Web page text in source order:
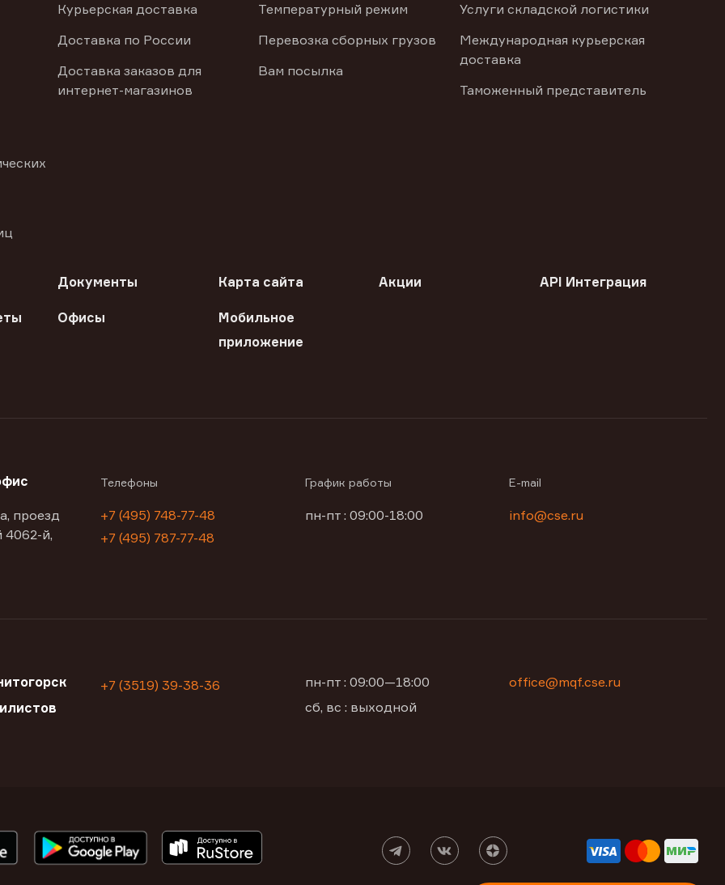
Курьерская доставка
Доставка по России
Доставка заказов для
интернет-магазинов
Температурный режим
Перевозка сборных грузов
Вам посылка
Услуги складской логистики
Международная курьерская
доставка
Таможенный представитель
Документы Карта сайта Акции API Интеграция
Офисы
Мобильное
приложение
проезд
4062-й,
Телефоны
+7 (495) 748-77-48
+7 (495) 787-77-48
График работы
пн-пт : 09:00-18:00
E-mail
info@cse.ru
+7 (3519) 39-38-36
пн-пт : 09:00—18:00
сб, вс : выходной
office@mqf.cse.ru